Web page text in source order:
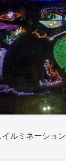
ルミネーション